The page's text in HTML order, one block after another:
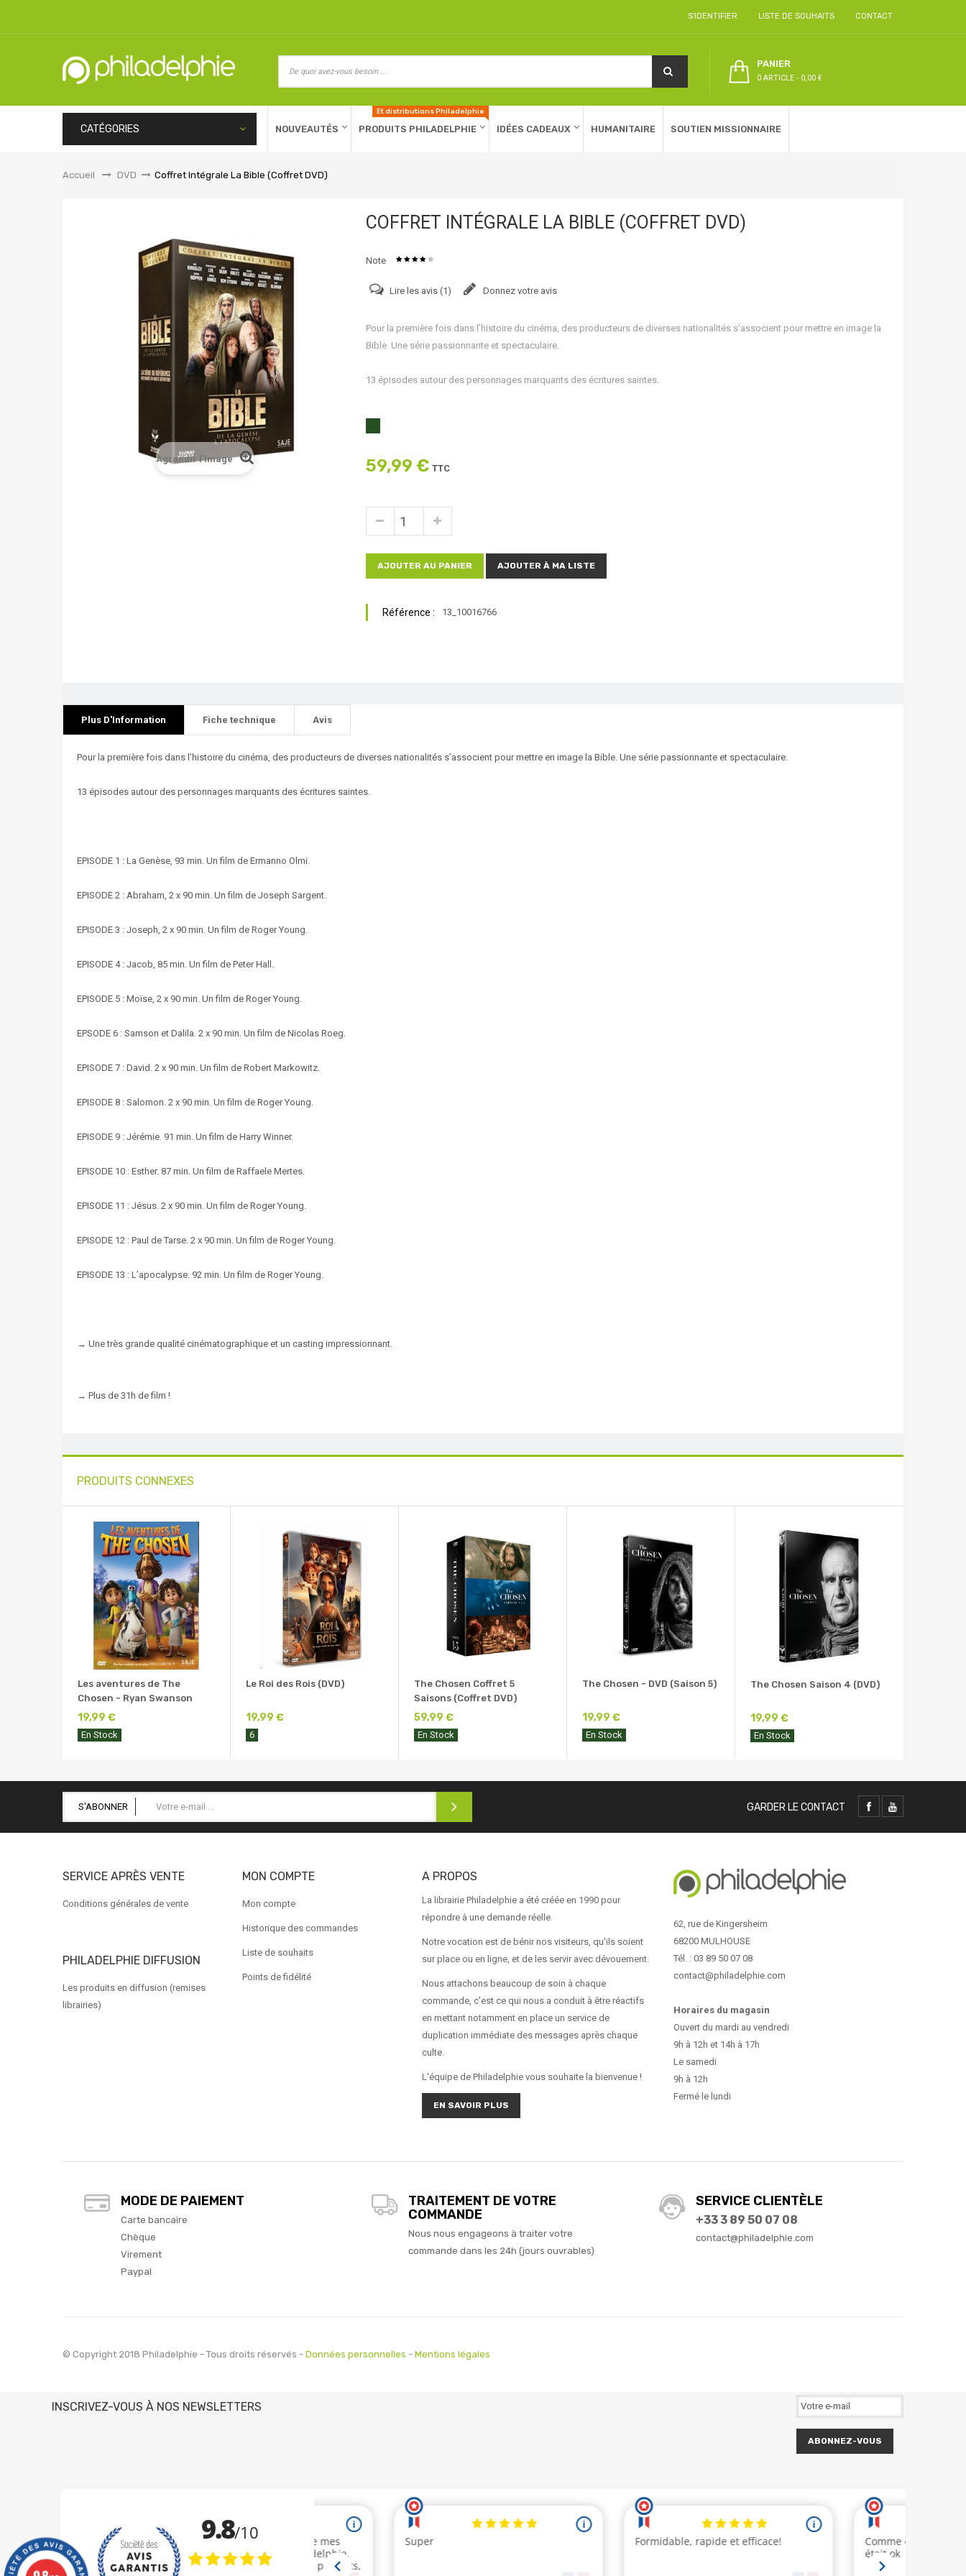
S'IDENTIFIER LISTE DE SOUHAITS CONTACT
PANIER
0 ARTICLE - 0,00 €
CATÉGORIES NOUVEAUTÉS PRODUITS PHILADELPHIE
Et distributions Philadelphie
IDÉES CADEAUX HUMANITAIRE SOUTIEN MISSIONNAIRE
Accueil &gt;DVD > Coffret Intégrale La Bible (Coffret DVD)
Agrandir l'image
COFFRET INTÉGRALE LA BIBLE (COFFRET DVD)
Note
Lire les avis (1) Donnez votre avis
Pour la première fois dans l’histoire du cinéma, des producteurs de diverses nationalités s’associent pour mettre en image la
Bible. Une série passionnante et spectaculaire.
13 épisodes autour des personnages marquants des écritures saintes.
59,99 € TTC
AJOUTER AU PANIER AJOUTER À MA LISTE
Référence : 13_10016766
Plus D'Information Fiche technique Avis
Pour la première fois dans l’histoire du cinéma, des producteurs de diverses nationalités s’associent pour mettre en image la Bible. Une série passionnante et spectaculaire.
13 épisodes autour des personnages marquants des écritures saintes.
EPISODE 1 : La Genèse, 93 min. Un film de Ermanno Olmi.
EPISODE 2 : Abraham, 2 x 90 min. Un film de Joseph Sargent.
EPISODE 3 : Joseph, 2 x 90 min. Un film de Roger Young.
EPISODE 4 : Jacob, 85 min. Un film de Peter Hall.
EPISODE 5 : Moïse, 2 x 90 min. Un film de Roger Young.
EPSODE 6 : Samson et Dalila. 2 x 90 min. Un film de Nicolas Roeg.
EPISODE 7 : David. 2 x 90 min. Un film de Robert Markowitz.
EPISODE 8 : Salomon. 2 x 90 min. Un film de Roger Young.
EPISODE 9 : Jérémie. 91 min. Un film de Harry Winner.
EPISODE 10 : Esther. 87 min. Un film de Raffaele Mertes.
EPISODE 11 : Jésus. 2 x 90 min. Un film de Roger Young.
EPISODE 12 : Paul de Tarse. 2 x 90 min. Un film de Roger Young.
EPISODE 13 : L’apocalypse. 92 min. Un film de Roger Young.
→ Une très grande qualité cinématographique et un casting impressionnant.
→ Plus de 31h de film !
PRODUITS CONNEXES
Les aventures de The
Chosen - Ryan Swanson
19,99 €
En Stock
Le Roi des Rois (DVD)
19,99 €
6
The Chosen Coffret 5
Saisons (Coffret DVD)
59,99 €
En Stock
The Chosen - DVD (Saison 5)
19,99 €
En Stock
The Chosen Saison 4 (DVD)
19,99 €
En Stock
S'ABONNER GARDER LE CONTACT
SERVICE APRÈS VENTE
Conditions générales de vente
PHILADELPHIE DIFFUSION
Les produits en diffusion (remises
librairies)
MON COMPTE
Mon compte
Historique des commandes
Liste de souhaits
Points de fidélité
A PROPOS
La librairie Philadelphie a été créée en 1990 pour
répondre à une demande réelle.
Notre vocation est de bénir nos visiteurs, qu'ils soient
sur place ou en ligne, et de les servir avec dévouement.
Nous attachons beaucoup de soin à chaque
commande, c'est ce qui nous a conduit à être réactifs
en mettant notamment en place un service de
duplication immédiate des messages après chaque
culte.
L'équipe de Philadelphie vous souhaite la bienvenue !
EN SAVOIR PLUS
62, rue de Kingersheim
68200 MULHOUSE
Tél. : 03 89 50 07 08
contact@philadelphie.com
Horaires du magasin
Ouvert du mardi au vendredi
9h à 12h et 14h à 17h
Le samedi
9h à 12h
Fermé le lundi
MODE DE PAIEMENT
Carte bancaire
Chèque
Virement
Paypal
TRAITEMENT DE VOTRE
COMMANDE
Nous nous engageons à traiter votre
commande dans les 24h (jours ouvrables)
SERVICE CLIENTÈLE
+33 3 89 50 07 08
contact@philadelphie.com
© Copyright 2018 Philadelphie - Tous droits réservés - Données personnelles - Mentions légales
INSCRIVEZ-VOUS À NOS NEWSLETTERS
ABONNEZ-VOUS